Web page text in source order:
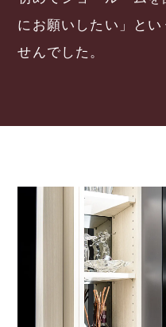
にお願いしたい」と
せんでした。